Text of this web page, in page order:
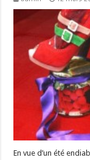
En vue d’un été